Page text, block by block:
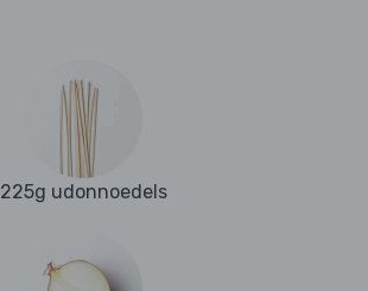
225g udonnoedels